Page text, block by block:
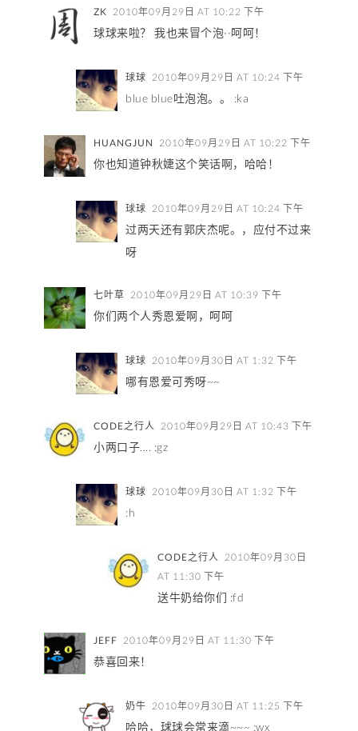
ZK 2010年09月29日 AT 10:22 下午
球球来啦？ 我也来冒个泡··呵呵！
球球 2010年09月29日 AT 10:24 下午
blue blue吐泡泡。。 :ka
HUANGJUN 2010年09月29日 AT 10:22 下午
你也知道钟秋婕这个笑话啊，哈哈！
球球 2010年09月29日 AT 10:24 下午
过两天还有郭庆杰呢。，应付不过来
呀
七叶草 2010年09月29日 AT 10:39 下午
你们两个人秀恩爱啊，呵呵
球球 2010年09月30日 AT 1:32 下午
哪有恩爱可秀呀~~
CODE之行人 2010年09月29日 AT 10:43 下午
小两口子.... :gz
球球 2010年09月30日 AT 1:32 下午
:h
CODE之行人 2010年09月30日
AT 11:30 下午
送牛奶给你们 :fd
JEFF 2010年09月29日 AT 11:30 下午
恭喜回来！
奶牛 2010年09月30日 AT 11:25 下午
哈哈，球球会常来滴~~~ :wx